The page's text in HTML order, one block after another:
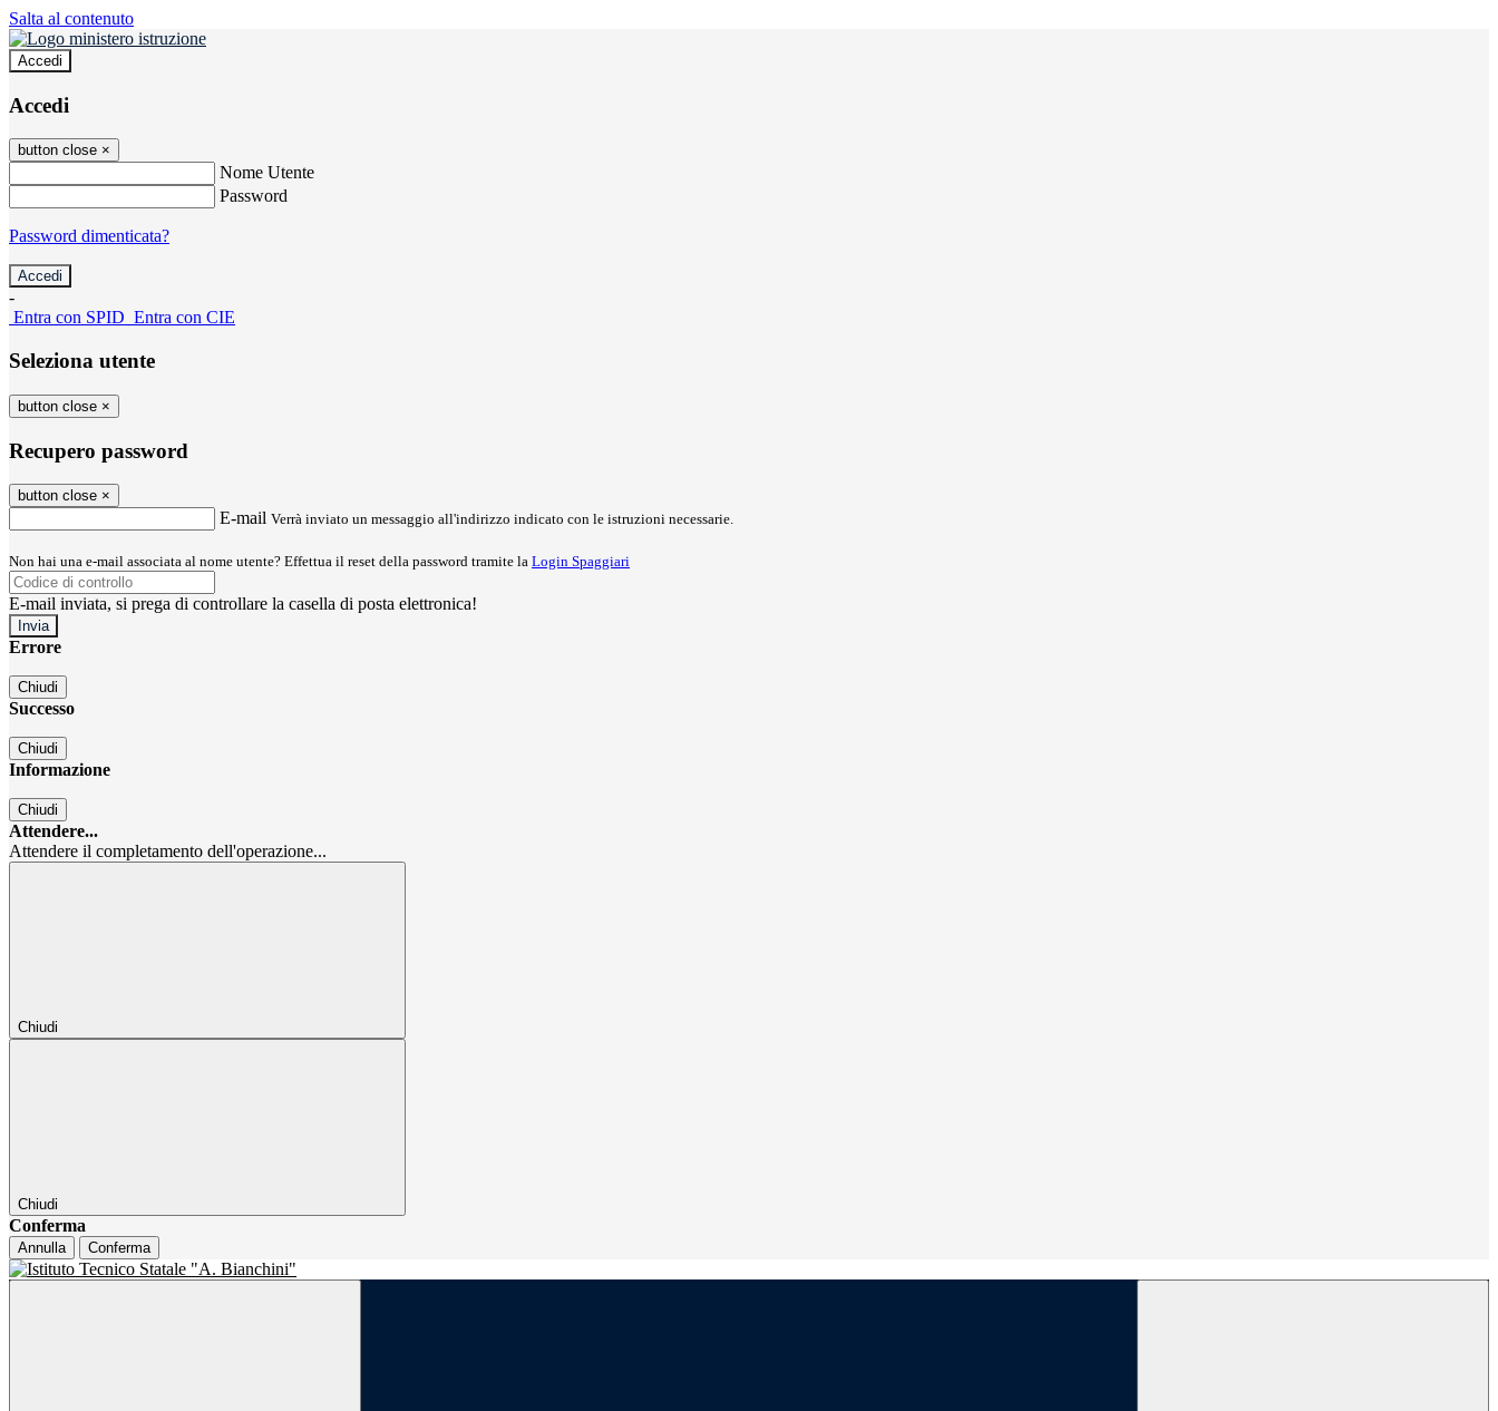
Salta al contenuto
Accedi
Accedi
button close ×
Nome Utente
Password
Password dimenticata?
-
Entra con SPID Entra con CIE
Seleziona utente
button close ×
Recupero password
button close ×
E-mail Verrà inviato un messaggio all'indirizzo indicato con le istruzioni necessarie.
Non hai una e-mail associata al nome utente? Effettua il reset della password tramite la Login Spaggiari
E-mail inviata, si prega di controllare la casella di posta elettronica!
Errore
Chiudi
Successo
Chiudi
Informazione
Chiudi
Attendere...
Attendere il completamento dell'operazione...
Chiudi
Chiudi
Conferma
Annulla Conferma